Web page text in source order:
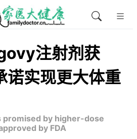
注射剂获
诺实现更大体重
promised by higher-dose
by FDA